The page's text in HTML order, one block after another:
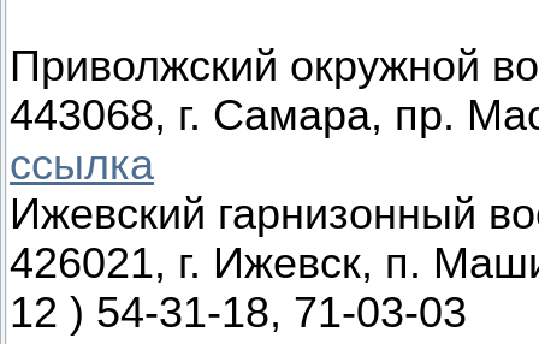
Приволжский окружной
443068, г. Самара, пр.
ссылка
Ижевский гарнизонный
426021, г. Ижевск, п.
12 ) 54-31-18, 71-03-03